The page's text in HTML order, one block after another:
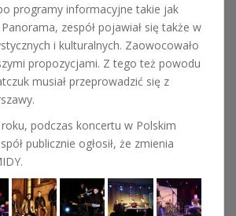
programy informacyjne takie jak
zespół pojawiał się także w
i kulturalnych. Zaowocowało
propozycjami. Z tego też powodu
musiał przeprowadzić się z
podczas koncertu w Polskim
publicznie ogłosił, że zmienia